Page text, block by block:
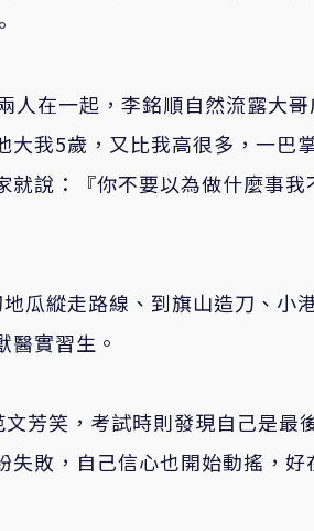
人在一起，李銘順自然流露大
大我5歲，又比我高很多，一巴
就說：『你不要以為做什麼事我
瓜縱走路線、到旗山造刀、小
實習生。
芳笑，考試時則發現自己是最
失敗，自己信心也開始動搖，好